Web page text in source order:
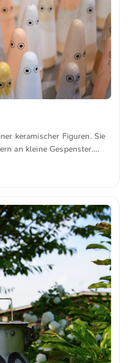
keramischer Figuren. Sie
an kleine Gespenster.
und gedeckte Töne wie
und in voller
Hier geht es zum